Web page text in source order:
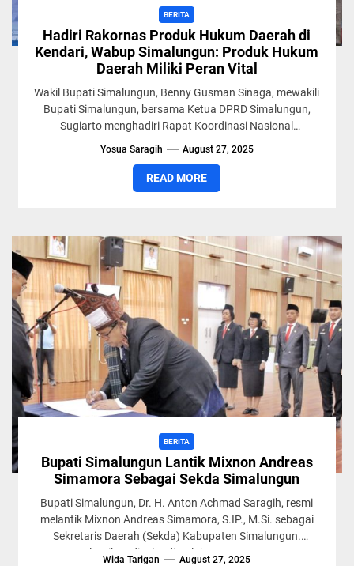
BERITA
Hadiri Rakornas Produk Hukum Daerah di
Kendari, Wabup Simalungun: Produk Hukum
Daerah Miliki Peran Vital
Wakil Bupati Simalungun, Benny Gusman Sinaga, mewakili
Bupati Simalungun, bersama Ketua DPRD Simalungun,
Sugiarto menghadiri Rapat Koordinasi Nasional
(Rakornas) Produk Hukum Daerah 2025 yang
Yosua Saragih August 27, 2025
READ MORE
BERITA
Bupati Simalungun Lantik Mixnon Andreas
Simamora Sebagai Sekda Simalungun
Bupati Simalungun, Dr. H. Anton Achmad Saragih, resmi
melantik Mixnon Andreas Simamora, S.IP., M.Si. sebagai
Sekretaris Daerah (Sekda) Kabupaten Simalungun.
Pelantikan digelar di Balai Harungguan...
Wida Tarigan August 27, 2025